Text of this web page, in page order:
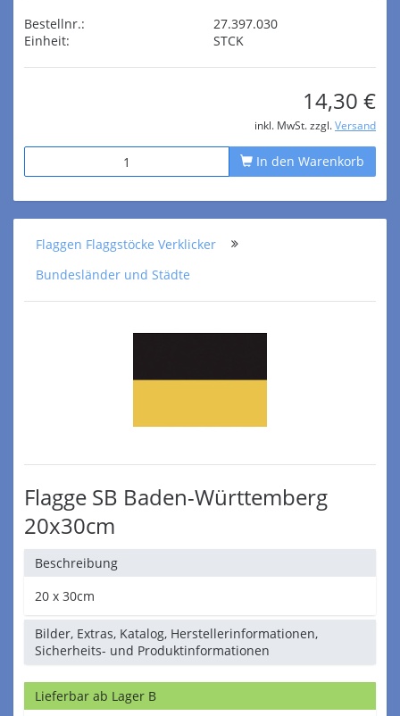
Bestellnr.:
27.397.030
Einheit:
STCK
14,30 €
inkl. MwSt. zzgl. Versand
In den Warenkorb
Flaggen Flaggstöcke Verklicker
Bundesländer und Städte
Flagge SB Baden-Württemberg
20x30cm
Beschreibung
20 x 30cm
Bilder, Extras, Katalog, Herstellerinformationen,
Sicherheits- und Produktinformationen
Lieferbar ab Lager B